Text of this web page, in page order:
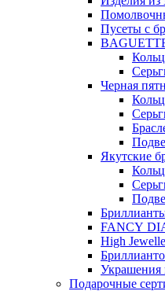
Пусеты с
Черная
Якутские
FANCY
High
Украшения
Подарочные